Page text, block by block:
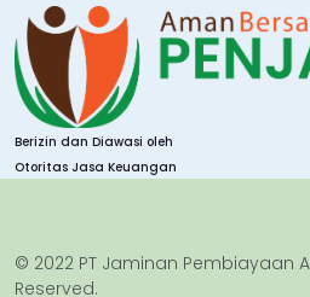
Berizin dan Diawasi oleh
Otoritas Jasa Keuangan
© 2022 PT Jaminan Pembiayaan
Reserved.